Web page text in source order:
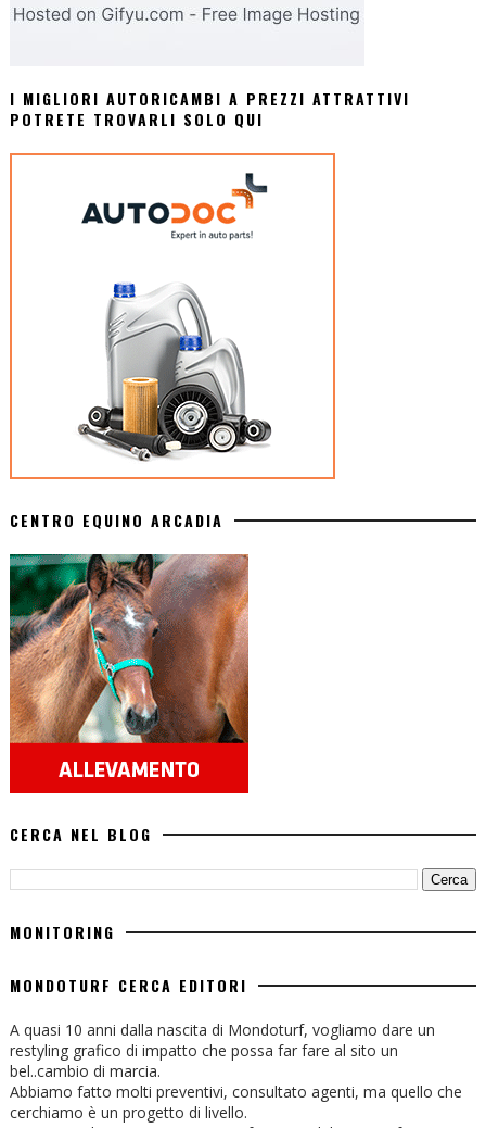
I MIGLIORI AUTORICAMBI A PREZZI ATTRATTIVI
POTRETE TROVARLI SOLO QUI
CENTRO EQUINO ARCADIA
CERCA NEL BLOG
MONITORING
MONDOTURF CERCA EDITORI
A quasi 10 anni dalla nascita di Mondoturf, vogliamo dare un
restyling grafico di impatto che possa far fare al sito un
bel..cambio di marcia.
Abbiamo fatto molti preventivi, consultato agenti, ma quello che
cerchiamo è un progetto di livello.